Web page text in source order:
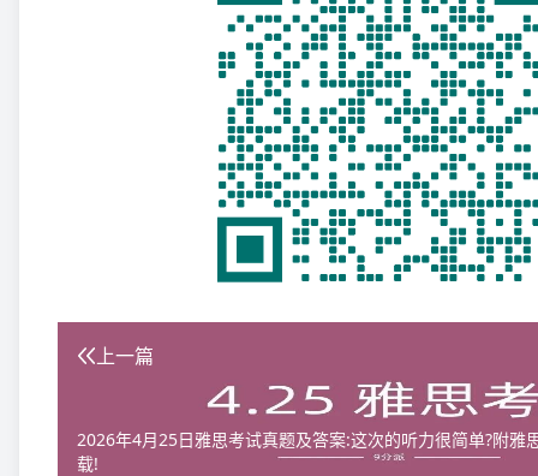
上一篇
2026年4月25日雅思考试真题及答案:这次的听力很简单?附雅
载!